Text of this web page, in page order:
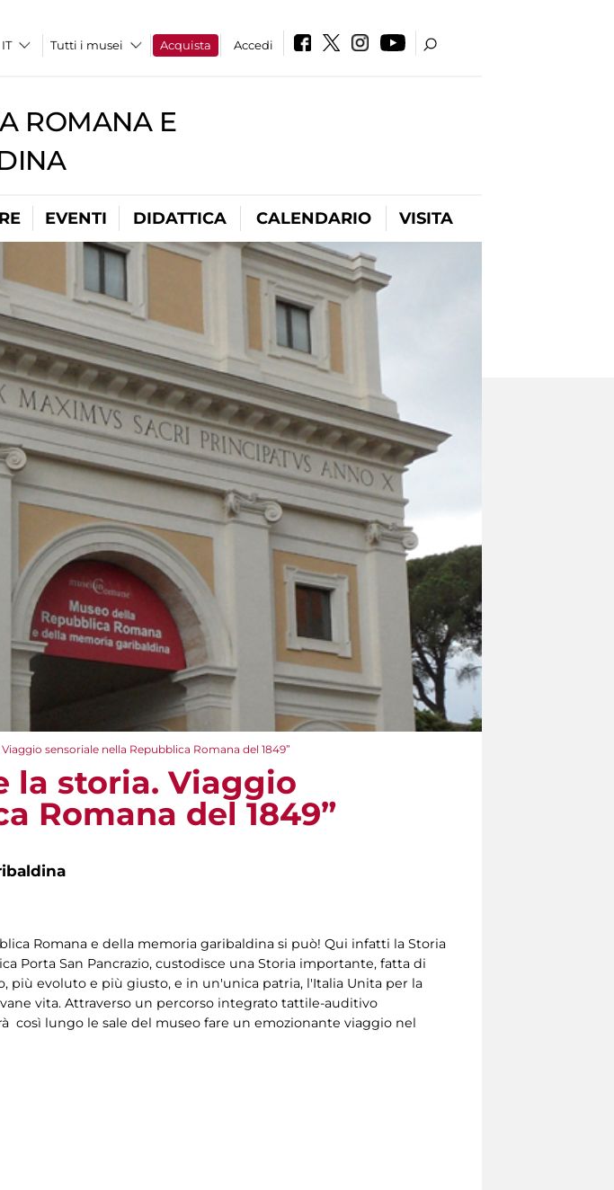
Tutti i musei Acquista Accedi
ROMANA E
EVENTI DIDATTICA CALENDARIO VISITA
sensoriale nella Repubblica Romana del 1849”
la storia. Viaggio
Romana del 1849”
Romana e della memoria garibaldina si può! Qui infatti la Storia
Porta San Pancrazio, custodisce una Storia importante, fatta di
più evoluto e più giusto, e in un'unica patria, l'Italia Unita per la
vita. Attraverso un percorso integrato tattile-auditivo
così lungo le sale del museo fare un emozionante viaggio nel